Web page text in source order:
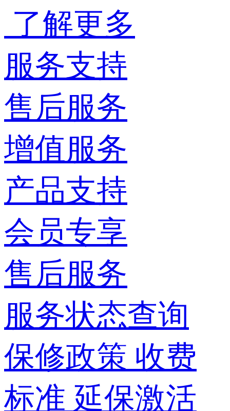
了解更多
服务支持
售后服务
增值服务
产品支持
会员专享
售后服务
服务状态查询
保修政策 收费
标准 延保激活